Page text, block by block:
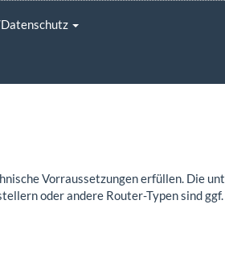
Vorraussetzungen erfüllen. Die
oder andere Router-Typen sind